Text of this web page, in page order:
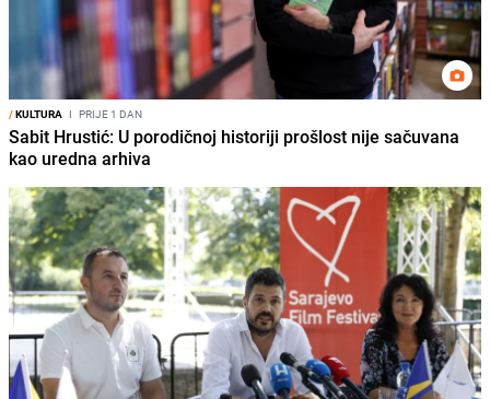
/KULTURA I PRIJE 1 DAN
Sabit Hrustić: U porodičnoj historiji prošlost nije sačuvana
kao uredna arhiva